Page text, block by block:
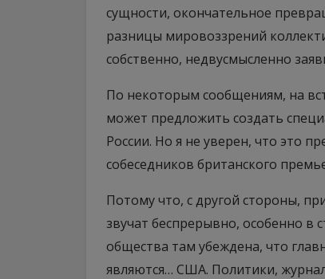
сущности, окончательное
разницы мировоззрений
собственно, недвусмысленно
По некоторым сообщениям, на
может предложить создать
России. Но я не уверен, что это
собеседников британского
Потому что, с другой стороны,
звучат беспрерывно, особенно в
общества там убеждена, что
являются… США. Политики,